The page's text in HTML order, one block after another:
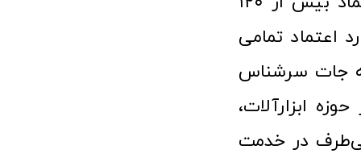
اعتماد تمامی
جات سرشناس
ابزارآلات،
در خدمت